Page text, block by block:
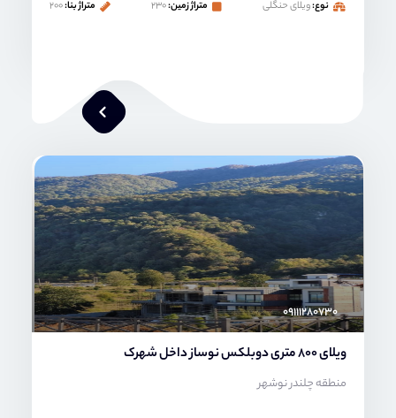
نوع:ویلای حنگلی متراژ زمین:۲۳۰ متراژ بنا:۲۰۰
محمد صنعتی
۰۹۱۱۱۲۸۰۷۳۰
ویلای 800 متری دوبلکس نوساز داخل شهرک
منطقه چلندر نوشهر